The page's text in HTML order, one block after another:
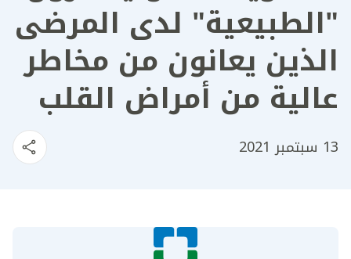
"الطبيعية" لدى المرضى
الذين يعانون من مخاطر
عالية من أمراض القلب
13 سبتمبر 2021